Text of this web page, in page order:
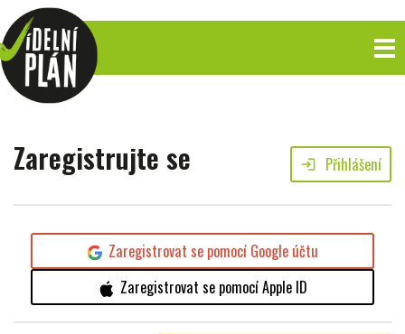
Zaregistrujte se login Přihlášení
Zaregistrovat se pomocí Google účtu
Zaregistrovat se pomocí Apple ID